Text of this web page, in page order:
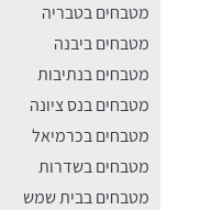
מטבחים בטבריה
מטבחים ביבנה
מטבחים בנתיבות
מטבחים בנס ציונה
מטבחים בכרמיאל
מטבחים בשדרות
מטבחים בבית שמש